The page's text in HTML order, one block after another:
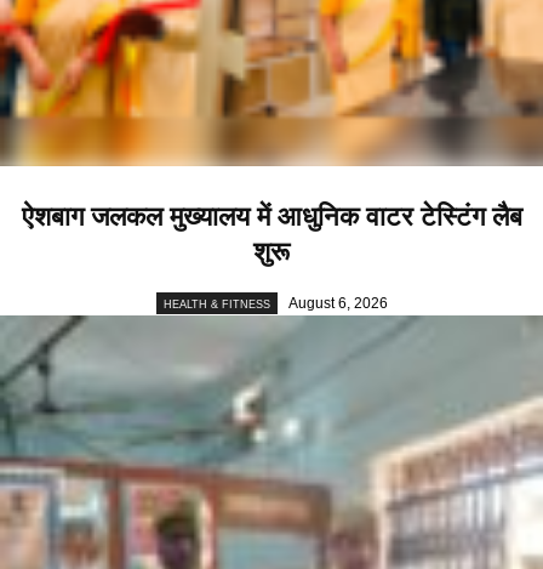
ऐशबाग जलकल मुख्यालय में आधुनिक वाटर टेस्टिंग लैब
शुरू
HEALTH & FITNESS August 6, 2026